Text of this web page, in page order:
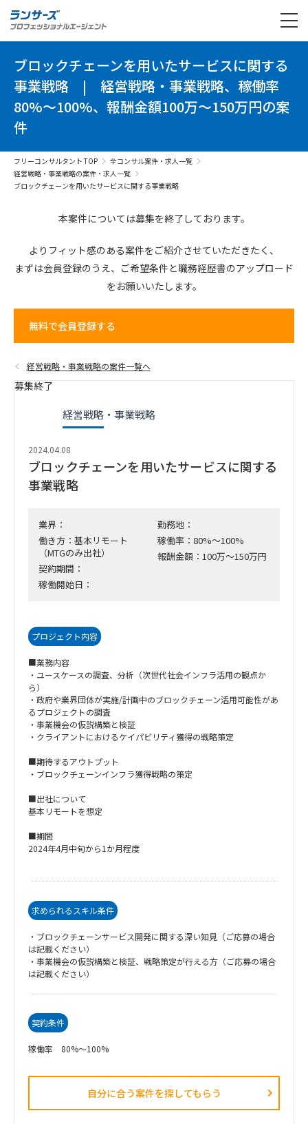
ブロックチェーンを用いたサービスに関する
事業戦略 | 経営戦略・事業戦略、稼働率
80%～100%、報酬金額100万～150万円の案
件
フリーコンサルタント TOP
全コンサル案件・求人一覧
経営戦略・事業戦略の案件・求人一覧
ブロックチェーンを用いたサービスに関する事業戦略
本案件については募集を終了しております。
よりフィット感のある案件をご紹介させていただきたく、
まずは会員登録のうえ、 ご希望条件と職務経歴書のアップロード
をお願いいたします。
無料で会員登録する
経営戦略・事業戦略の案件一覧へ
募集終了
経営戦略・事業戦略
2024.04.08
ブロックチェーンを用いたサービスに関する
事業戦略
業界：
働き方：基本リモート
（MTGのみ出社）
契約期間：
稼働開始日：
勤務地：
稼働率：80%～100%
報酬金額：100万～150万円
プロジェクト内容
■業務内容
・ユースケースの調査、分析（次世代社会インフラ活用の観点か
ら）
・政府や業界団体が実施/計画中のブロックチェーン活用可能性があ
るプロジェクトの調査
・事業機会の仮説構築と検証
・クライアントにおけるケイパビリティ獲得の戦略策定
■期待するアウトプット
・ブロックチェーンインフラ獲得戦略の策定
■出社について
基本リモートを想定
■期間
2024年4月中旬から1か月程度
求められるスキル条件
・ブロックチェーンサービス開発に関する深い知見（ご応募の場合
は記載ください）
・事業機会の仮説構築と検証、戦略策定が行える方（ご応募の場合
は記載ください）
契約条件
稼働率 80%～100%
自分に合う案件を探してもらう​